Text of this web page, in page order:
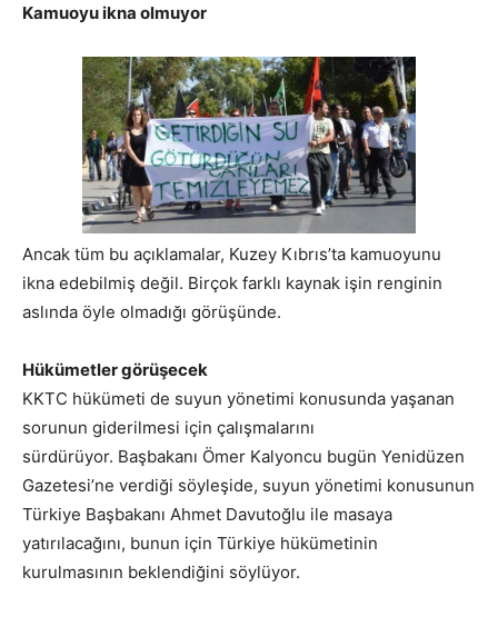
Kamuoyu ikna olmuyor
Ancak tüm bu açıklamalar, Kuzey Kıbrıs’ta kamuoyunu
ikna edebilmiş değil. Birçok farklı kaynak işin renginin
aslında öyle olmadığı görüşünde.
Hükümetler görüşecek
KKTC hükümeti de suyun yönetimi konusunda yaşanan
sorunun giderilmesi için çalışmalarını
sürdürüyor. Başbakanı Ömer Kalyoncu bugün Yenidüzen
Gazetesi’ne verdiği söyleşide, suyun yönetimi konusunun
Türkiye Başbakanı Ahmet Davutoğlu ile masaya
yatırılacağını, bunun için Türkiye hükümetinin
kurulmasının beklendiğini söylüyor.